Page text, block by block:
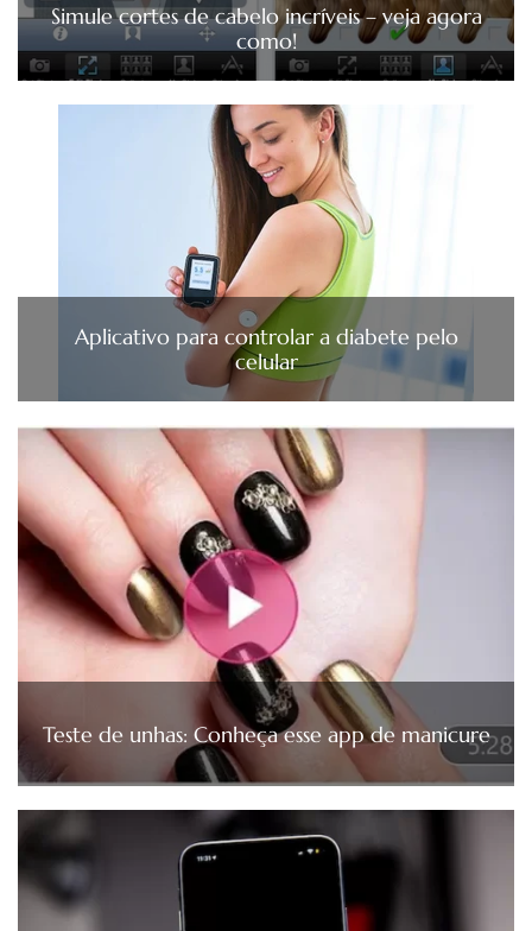
Simule cortes de cabelo incríveis – veja agora
como!
Aplicativo para controlar a diabete pelo
celular
Teste de unhas: Conheça esse app de manicure